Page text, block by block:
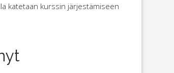
katetaan kurssin järjestämiseen